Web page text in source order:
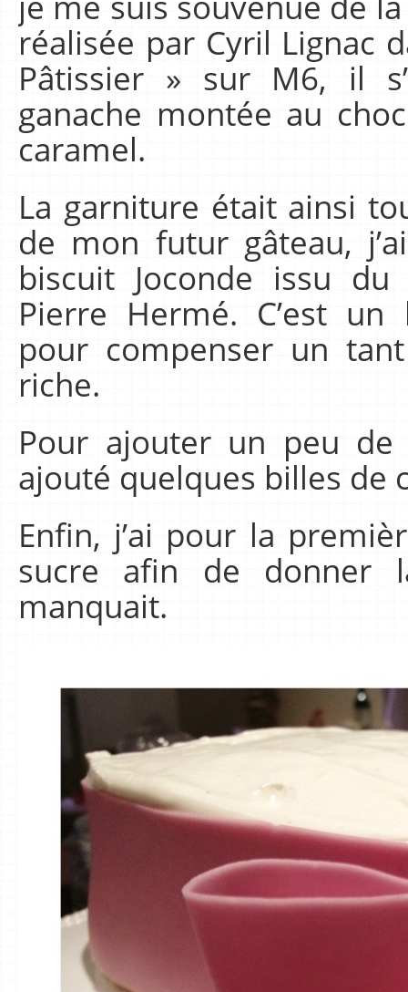
réalisée par Cyril Lignac
Pâtissier » sur M6, il
ganache montée au
caramel.
La garniture était ainsi
de mon futur gâteau,
biscuit Joconde issu
Pierre Hermé. C’est
pour compenser un
riche.
Pour ajouter un peu de
ajouté quelques billes de
Enfin, j’ai pour la
sucre afin de donner
manquait.